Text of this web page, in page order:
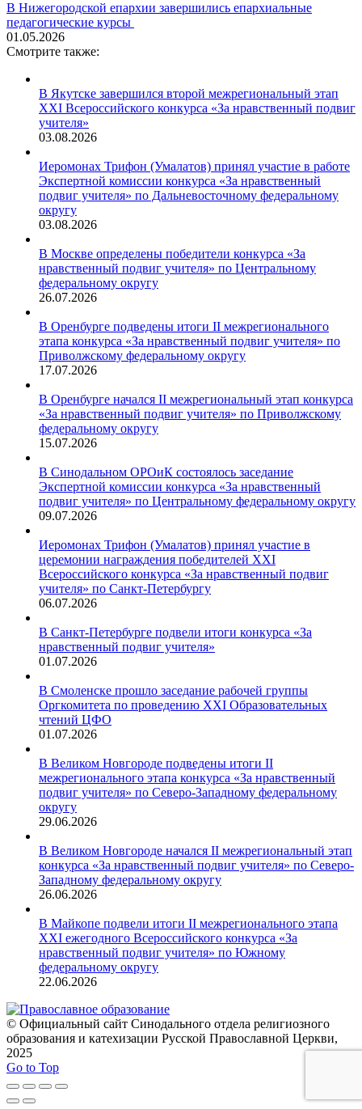
В Нижегородской епархии завершились епархиальные
педагогические курсы
01.05.2026
Смотрите также:
В Якутске завершился второй межрегиональный этап
XXI Всероссийского конкурса «За нравственный подвиг
учителя»
03.08.2026
Иеромонах Трифон (Умалатов) принял участие в работе
Экспертной комиссии конкурса «За нравственный
подвиг учителя» по Дальневосточному федеральному
округу
03.08.2026
В Москве определены победители конкурса «За
нравственный подвиг учителя» по Центральному
федеральному округу
26.07.2026
В Оренбурге подведены итоги II межрегионального
этапа конкурса «За нравственный подвиг учителя» по
Приволжскому федеральному округу
17.07.2026
В Оренбурге начался II межрегиональный этап конкурса
«За нравственный подвиг учителя» по Приволжскому
федеральному округу
15.07.2026
В Синодальном ОРОиК состоялось заседание
Экспертной комиссии конкурса «За нравственный
подвиг учителя» по Центральному федеральному округу
09.07.2026
Иеромонах Трифон (Умалатов) принял участие в
церемонии награждения победителей XXI
Всероссийского конкурса «За нравственный подвиг
учителя» по Санкт-Петербургу
06.07.2026
В Санкт-Петербурге подвели итоги конкурса «За
нравственный подвиг учителя»
01.07.2026
В Смоленске прошло заседание рабочей группы
Оргкомитета по проведению XXI Образовательных
чтений ЦФО
01.07.2026
В Великом Новгороде подведены итоги II
межрегионального этапа конкурса «За нравственный
подвиг учителя» по Северо-Западному федеральному
округу
29.06.2026
В Великом Новгороде начался II межрегиональный этап
конкурса «За нравственный подвиг учителя» по Северо-
Западному федеральному округу
26.06.2026
В Майкопе подвели итоги II межрегионального этапа
XXI ежегодного Всероссийского конкурса «За
нравственный подвиг учителя» по Южному
федеральному округу
22.06.2026
© Официальный сайт Синодального отдела религиозного
образования и катехизации Русской Православной Церкви,
2025
Go to Top